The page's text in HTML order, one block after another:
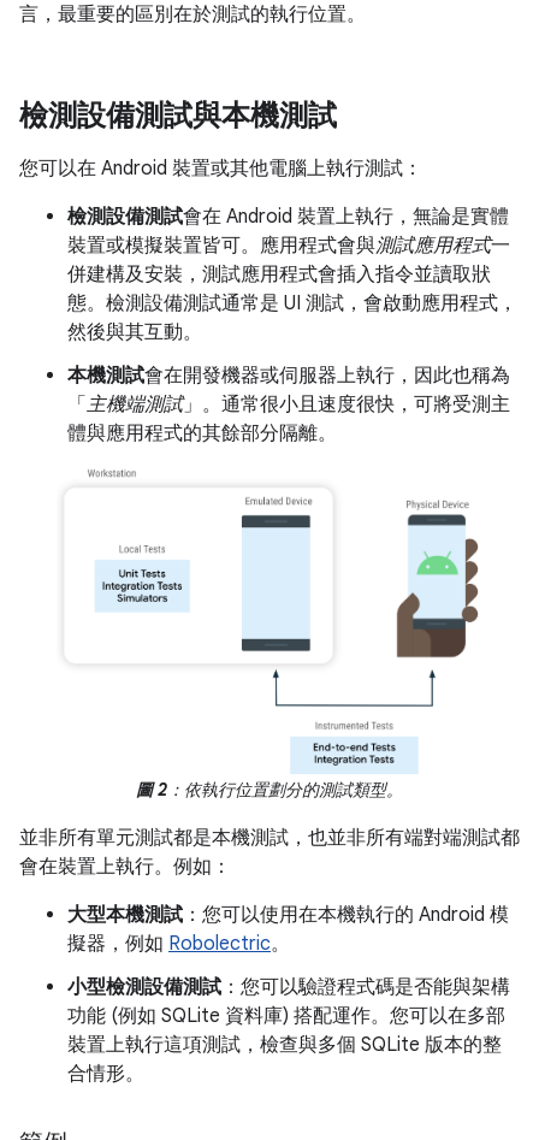
言，最重要的區別在於測試的執行位置。
檢測設備測試與本機測試
您可以在 Android 裝置或其他電腦上執行測試：
檢測設備測試會在 Android 裝置上執行，無論是實體
裝置或模擬裝置皆可。應用程式會與測試應用程式一
併建構及安裝，測試應用程式會插入指令並讀取狀
態。檢測設備測試通常是 UI 測試，會啟動應用程式，
然後與其互動。
本機測試會在開發機器或伺服器上執行，因此也稱為
「 主機端測試」。通常很小且速度很快，可將受測主
體與應用程式的其餘部分隔離。
圖 2 ：依執行位置劃分的測試類型。
並非所有單元測試都是本機測試，也並非所有端對端測試都
會在裝置上執行。例如：
大型本機測試 ：您可以使用在本機執行的 Android 模
擬器，例如 Robolectric。
小型檢測設備測試 ：您可以驗證程式碼是否能與架構
功能 (例如 SQLite 資料庫) 搭配運作。您可以在多部
裝置上執行這項測試，檢查與多個 SQLite 版本的整
合情形。